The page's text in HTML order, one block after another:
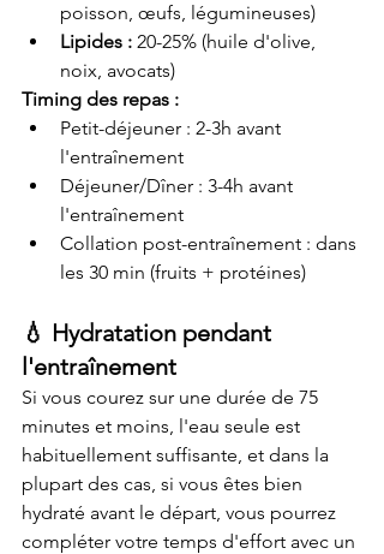
poisson, œufs, légumineuses)
Lipides : 20-25% (huile d'olive,
noix, avocats)
Timing des repas :
Petit-déjeuner : 2-3h avant
l'entraînement
Déjeuner/Dîner : 3-4h avant
l'entraînement
Collation post-entraînement : dans
les 30 min (fruits + protéines)
💧 Hydratation pendant
l'entraînement
Si vous courez sur une durée de 75
minutes et moins, l'eau seule est
habituellement suffisante, et dans la
plupart des cas, si vous êtes bien
hydraté avant le départ, vous pourrez
compléter votre temps d'effort avec un